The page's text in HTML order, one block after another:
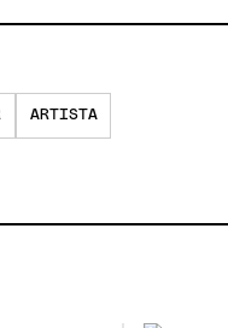
ARTISTA